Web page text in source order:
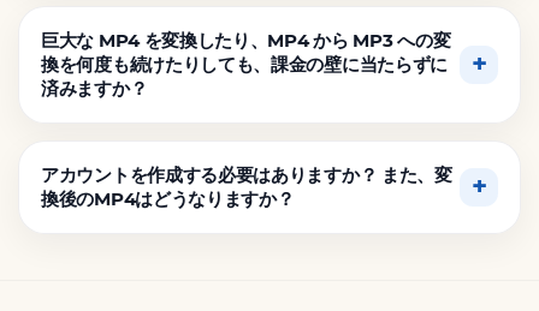
巨大な MP4 を変換したり、MP4 から MP3 への変
換を何度も続けたりしても、課金の壁に当たらずに
済みますか？
アカウントを作成する必要はありますか？ また、変
換後のMP4はどうなりますか？